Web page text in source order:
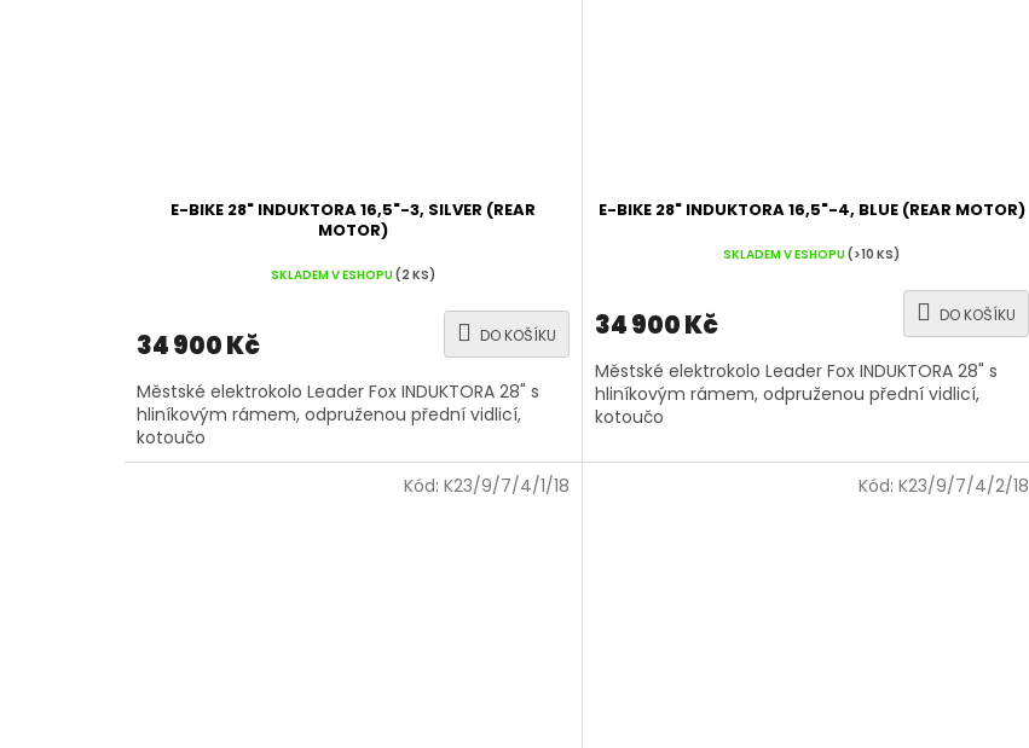
E-BIKE 28" INDUKTORA 16,5"-3, SILVER (REAR
MOTOR)
SKLADEM V ESHOPU(2 KS)
34 900 Kč DO KOŠÍKU
Městské elektrokolo Leader Fox INDUKTORA 28" s
hliníkovým rámem, odpruženou přední vidlicí,
kotoučo
E-BIKE 28" INDUKTORA 16,5"-4, BLUE (REAR MOTOR)
SKLADEM V ESHOPU(>10 KS)
34 900 Kč DO KOŠÍKU
Městské elektrokolo Leader Fox INDUKTORA 28" s
hliníkovým rámem, odpruženou přední vidlicí,
kotoučo
Kód:K23/9/7/4/1/18 Kód: K23/9/7/4/2/18